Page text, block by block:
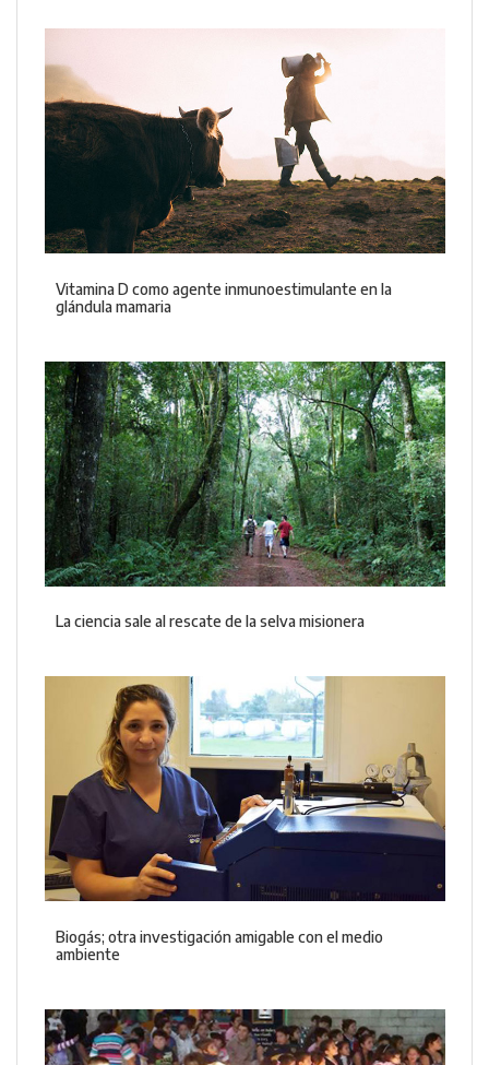
Vitamina D como agente inmunoestimulante en la
glándula mamaria
La ciencia sale al rescate de la selva misionera
Biogás; otra investigación amigable con el medio
ambiente